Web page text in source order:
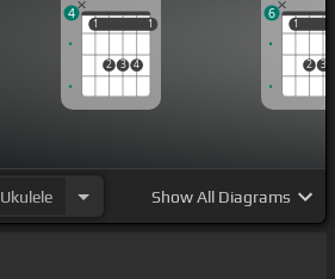
1
2 3 4
1
1 1
4
1
2 3
1
6
Ukulele ShowAll Diagrams